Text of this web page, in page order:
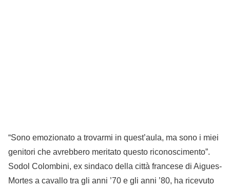
“Sono emozionato a trovarmi in quest’aula, ma sono i miei
genitori che avrebbero meritato questo riconoscimento”.
Sodol Colombini, ex sindaco della città francese di Aigues-
Mortes a cavallo tra gli anni ’70 e gli anni ’80, ha ricevuto